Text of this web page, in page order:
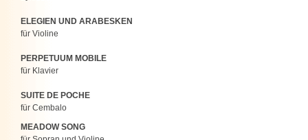
ELEGIEN UND ARABESKEN
für Violine
PERPETUUM MOBILE
für Klavier
SUITE DE POCHE
für Cembalo
MEADOW SONG